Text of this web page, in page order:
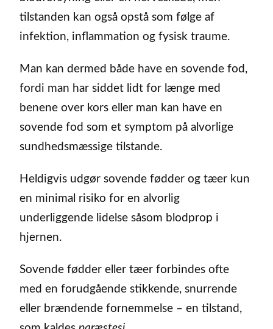
tilstanden kan også opstå som følge af
infektion, inflammation og fysisk traume.
Man kan dermed både have en sovende fod,
fordi man har siddet lidt for længe med
benene over kors eller man kan have en
sovende fod som et symptom på alvorlige
sundhedsmæssige tilstande.
Heldigvis udgør sovende fødder og tæer kun
en minimal risiko for en alvorlig
underliggende lidelse såsom blodprop i
hjernen.
Sovende fødder eller tæer forbindes ofte
med en forudgående stikkende, snurrende
eller brændende fornemmelse – en tilstand,